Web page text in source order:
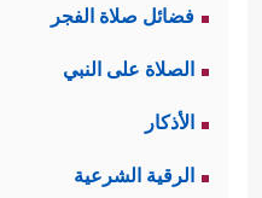
فضائل صلاة الفجر
الصلاة على النبي
الأذكار
الرقية الشرعية